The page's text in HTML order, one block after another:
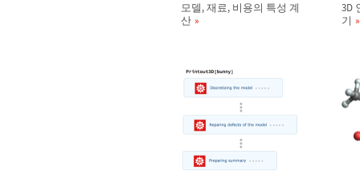
모델, 재료, 비용의 특성 계
산
3D
기